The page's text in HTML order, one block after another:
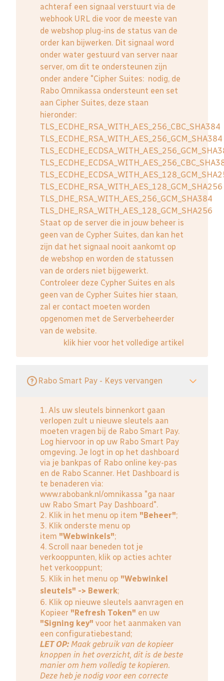
achteraf een signaal verstuurt via de
webhook URL die voor de meeste van
de webshop plug-ins de status van de
order kan bijwerken. Dit signaal word
onder water gestuurd van server naar
server, om dit te ondersteunen zijn
onder andere "Cipher Suites: nodig, de
Rabo Omnikassa ondersteunt een set
aan Cipher Suites, deze staan
hieronder:
TLS_ECDHE_RSA_WITH_AES_256_CBC_SHA384
TLS_ECDHE_RSA_WITH_AES_256_GCM_SHA384
TLS_ECDHE_RSA_WITH_AES_128_GCM_SHA256
TLS_DHE_RSA_WITH_AES_256_GCM_SHA384
TLS_DHE_RSA_WITH_AES_128_GCM_SHA256
Staat op de server die in jouw beheer is
geen van de Cypher Suites, dan kan het
zijn dat het signaal nooit aankomt op
de webshop en worden de statussen
van de orders niet bijgewerkt.
Controleer deze Cypher Suites en als
geen van de Cypher Suites hier staan,
zal er contact moeten worden
opgenomen met de Serverbeheerder
van de website.
klik hier voor het volledige artikel
Rabo Smart Pay - Keys vervangen
1. Als uw sleutels binnenkort gaan
verlopen zult u nieuwe sleutels aan
moeten vragen bij de Rabo Smart Pay.
Log hiervoor in op uw Rabo Smart Pay
omgeving. Je logt in op het dashboard
via je bankpas of Rabo online key-pas
en de Rabo Scanner. Het Dashboard is
te benaderen via:
www.rabobank.nl/omnikassa "ga naar
uw Rabo Smart Pay Dashboard".
2. Klik in het menu op item "Beheer";
3. Klik onderste menu op
item "Webwinkels";
4. Scroll naar beneden tot je
verkooppunten, klik op acties achter
het verkooppunt;
5. Klik in het menu op "Webwinkel
sleutels" -> Bewerk;
6. Klik op nieuwe sleutels aanvragen en
Kopieer "Refresh Token" en uw
"Signing key" voor het aanmaken van
een configuratiebestand;
LET OP: Maak gebruik van de kopieer
knoppen in het overzicht, dit is de beste
manier om hem volledig te kopieren.
Deze heb je nodig voor een correcte